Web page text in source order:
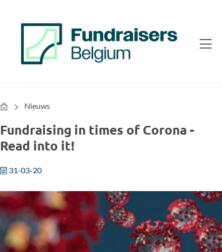
HomeNieuws
Fundraising in times of Corona -
Read into it!
31-03-20